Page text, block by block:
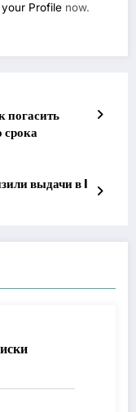
your Profile now.
погасить
срока
выдачи в I